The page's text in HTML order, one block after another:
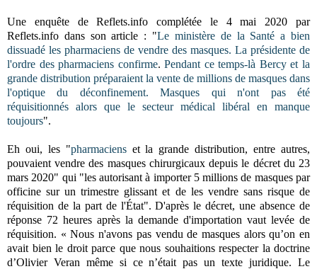
Une enquête de Reflets.info complétée le 4 mai 2020 par
Reflets.info dans son article : "Le ministère de la Santé a bien
dissuadé les pharmaciens de vendre des masques. La présidente de
l'ordre des pharmaciens confirme.Pendant ce temps-là Bercy et la
grande distribution préparaient la vente de millions de masques dans
l'optique du déconfinement. Masques qui n'ont pas été
réquisitionnés alors que le secteur médical libéral en manque
toujours".
Eh oui, les "pharmacienset la grande distribution, entre autres,
pouvaient vendre des masques chirurgicaux depuis le décret du 23
mars 2020" qui "les autorisant à importer 5 millions de masques par
officine sur un trimestre glissant et de les vendre sans risque de
réquisition de la part de l'État". D'après le décret, une absence de
réponse 72 heures après la demande d'importation vaut levée de
réquisition. « Nous n'avons pas vendu de masques alors qu’on en
avait bien le droit parce que nous souhaitions respecter la doctrine
d’Olivier Veran même si ce n’était pas un texte juridique. Le